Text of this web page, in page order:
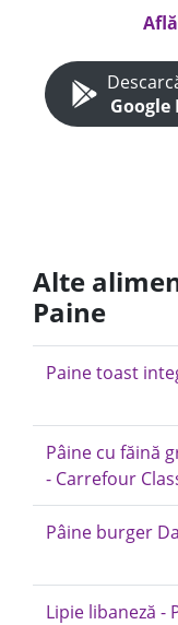
Google
Alte
Paine
Paine toast
Pâine cu făină
- Carrefour
Pâine burger
Lipie libaneză -